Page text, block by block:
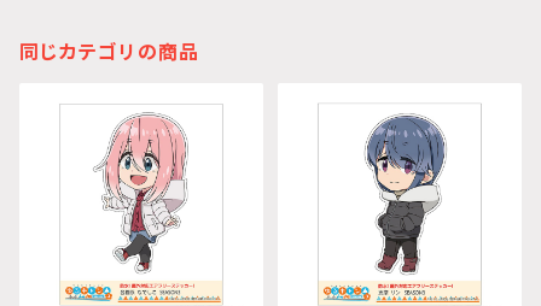
同じカテゴリの商品